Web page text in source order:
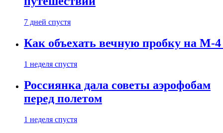
7 дней спустя
Как объехать вечную пробку на М-
1 неделя спустя
Россиянка дала советы аэрофобам
перед полетом
1 неделя спустя